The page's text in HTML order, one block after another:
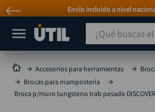
Envío incluido a nivel
¿Qué buscas el
Accesorios para herramientas
Brocas para mamposteria
Broca p/muro tungsteno trab pesado
MÁS BUSCADOS
taladro